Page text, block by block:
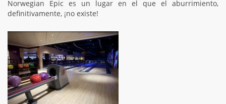
Norwegian Epic es un lugar en el que el aburrimiento,
definitivamente, ¡no existe!